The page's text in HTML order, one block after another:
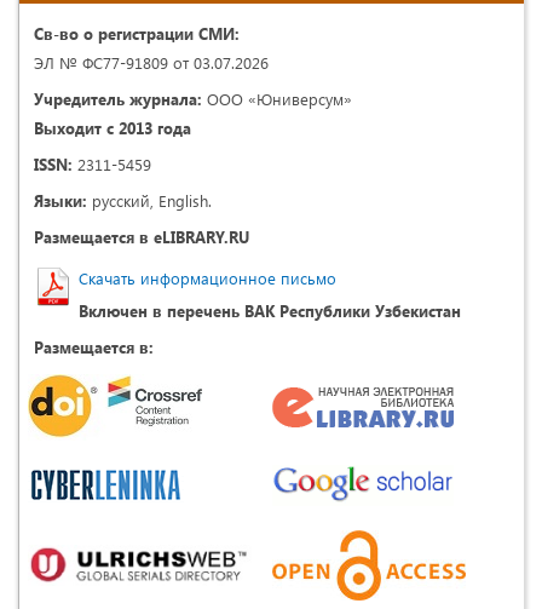
Св-во о регистрации СМИ:
ЭЛ № ФС77-91809 от 03.07.2026
Учредитель журнала: ООО «Юниверсум»
Выходит с 2013 года
ISSN: 2311-5459
Языки: русский, English.
Размещается в eLIBRARY.RU
Скачать информационное письмо
Включен в перечень ВАК Республики Узбекистан
Размещается в: